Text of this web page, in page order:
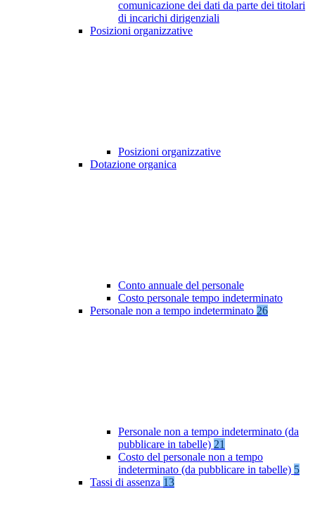
comunicazione dei dati da parte dei titolari
di incarichi dirigenziali
Posizioni organizzative
Posizioni organizzative
Dotazione organica
Conto annuale del personale
Costo personale tempo indeterminato
Personale non a tempo indeterminato 26
Personale non a tempo indeterminato (da
pubblicare in tabelle) 21
Costo del personale non a tempo
indeterminato (da pubblicare in tabelle) 5
Tassi di assenza 13